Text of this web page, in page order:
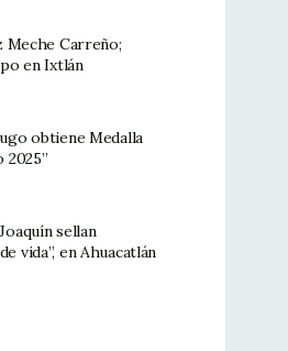
Carreño;
en Ixtlán
obtiene Medalla
2025”
sellan
vida”, en Ahuacatlán